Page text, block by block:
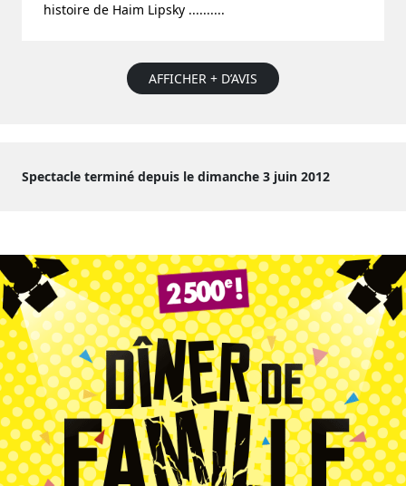
histoire de Haim Lipsky ..........
AFFICHER + D’AVIS
Spectacle terminé depuis le dimanche 3 juin 2012